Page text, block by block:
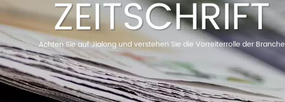
ZEITSCHRIFT
Achten Sie auf Jialong und verstehen Sie die Vorreiterrolle der Branche